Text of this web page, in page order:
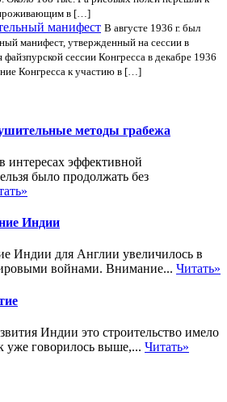
проживающим в […]
манифест В августе 1936 г. был
манифест, утвержденный на сессии в
сессии Конгресса в декабре 1936
Конгресса к участию в […]
методы грабежа
интересах эффективной
было продолжать без
Индии
Индии для Англии увеличилось в
войнами. Внимание... Читать»
Индии это строительство имело
уже говорилось выше,... Читать»